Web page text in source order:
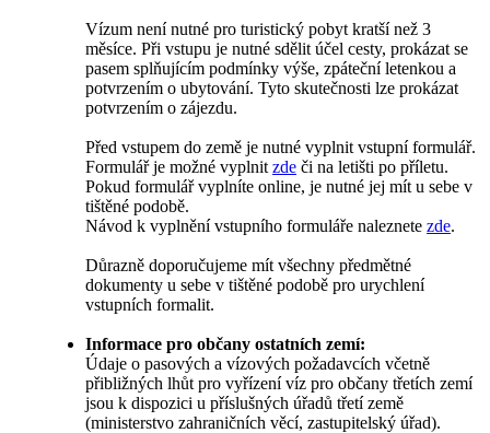
Vízum není nutné pro turistický pobyt kratší než 3
měsíce. Při vstupu je nutné sdělit účel cesty, prokázat se
pasem splňujícím podmínky výše, zpáteční letenkou a
potvrzením o ubytování. Tyto skutečnosti lze prokázat
potvrzením o zájezdu.
Před vstupem do země je nutné vyplnit vstupní formulář.
Formulář je možné vyplnit zde či na letišti po příletu.
Pokud formulář vyplníte online, je nutné jej mít u sebe v
tištěné podobě.
Návod k vyplnění vstupního formuláře naleznete zde.
Důrazně doporučujeme mít všechny předmětné
dokumenty u sebe v tištěné podobě pro urychlení
vstupních formalit.
Informace pro občany ostatních zemí:
Údaje o pasových a vízových požadavcích včetně
přibližných lhůt pro vyřízení víz pro občany třetích zemí
jsou k dispozici u příslušných úřadů třetí země
(ministerstvo zahraničních věcí, zastupitelský úřad).